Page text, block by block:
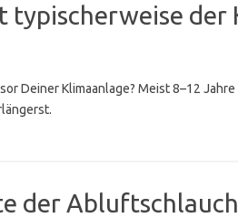
typischerweise der
Deiner Klimaanlage? Meist 8–12
der